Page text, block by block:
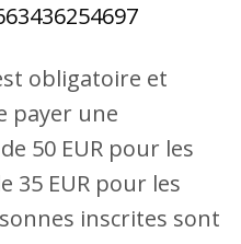
obligatoire et
payer une
50 EUR pour les
35 EUR pour les
inscrites sont